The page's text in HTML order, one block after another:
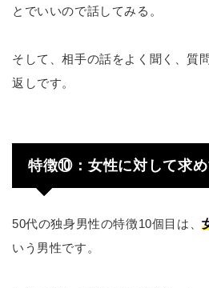
とでいいので話してみる。
そして、相手の話をよく聞く、質
返しです。
特徴⑩：女性に対して求
50代の独身男性の特徴10個目は、
いう男性です。